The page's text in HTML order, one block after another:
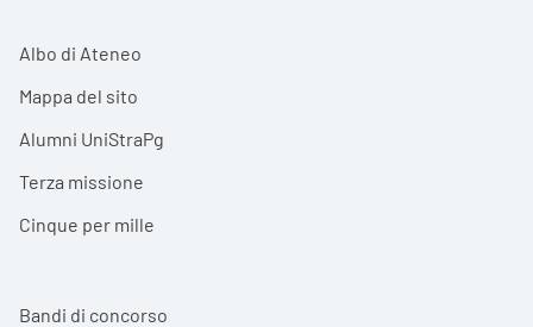
Albo di Ateneo
Mappa del sito
Alumni UniStraPg
Terza missione
Cinque per mille
Bandi di concorso